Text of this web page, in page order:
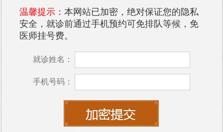
成黄褐斑。
二、黄褐斑的调理方法
能，恢复气血平衡，从而达到去斑效果。以下是几
种常见的调理方法：
1. 调理肝肾，补益气血
肝肾虚弱是黄褐斑的主要病因，因此调理时应注重
补益肝肾，增强气血运行。常用中药如熟地黄、山
温馨提示： 本网站已加密，绝对保证您的隐私
安全，就诊前通过手机预约可免排队等候，免
医师挂号费。
就诊姓名：
手机号码：